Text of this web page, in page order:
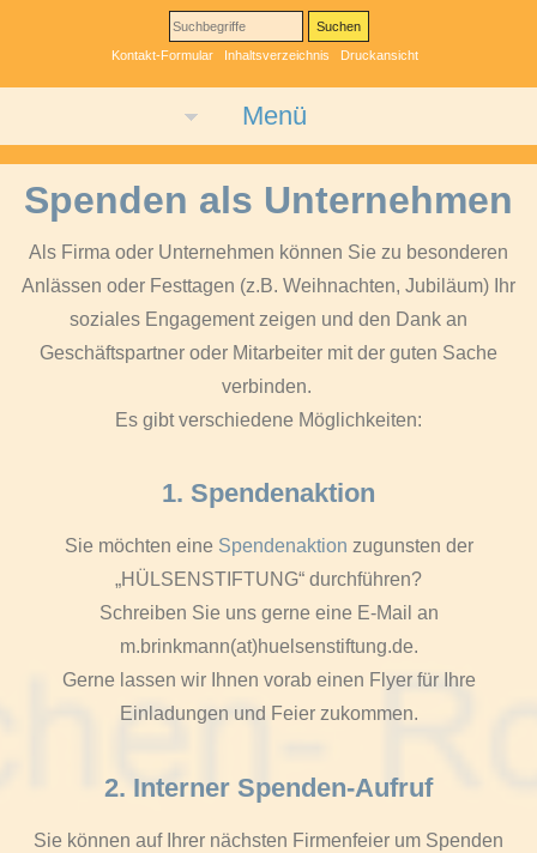
Kontakt-Formular Inhaltsverzeichnis Druckansicht
Menü
Spenden als Unternehmen
Als Firma oder Unternehmen können Sie zu besonderen
Anlässen oder Festtagen (z.B. Weihnachten, Jubiläum) Ihr
soziales Engagement zeigen und den Dank an
Geschäftspartner oder Mitarbeiter mit der guten Sache
verbinden.
Es gibt verschiedene Möglichkeiten:
1. Spendenaktion
Sie möchten eine Spendenaktion zugunsten der
„HÜLSENSTIFTUNG“ durchführen?
Schreiben Sie uns gerne eine E-Mail an
m.brinkmann(at)huelsenstiftung.de.
Gerne lassen wir Ihnen vorab einen Flyer für Ihre
Einladungen und Feier zukommen.
2. Interner Spenden-Aufruf
Sie können auf Ihrer nächsten Firmenfeier um Spenden